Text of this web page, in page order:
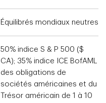
Équilibrés mondiaux neutres
50% indice S & P 500 ($
CA); 35% indice ICE BofAML
des obligations de
sociétés américaines et du
Trésor américain de 1 à 10